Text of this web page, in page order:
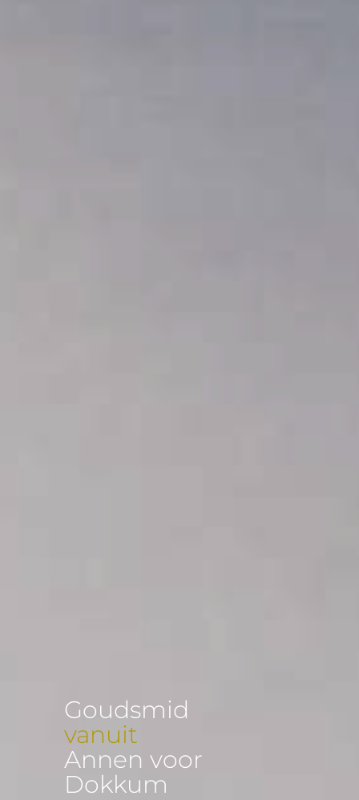
Goudsmid
vanuit
Annen voor
Dokkum